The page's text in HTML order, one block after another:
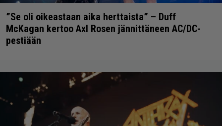
”Se oli oikeastaan aika herttaista” – Duff
McKagan kertoo Axl Rosen jännittäneen AC/DC-
pestiään